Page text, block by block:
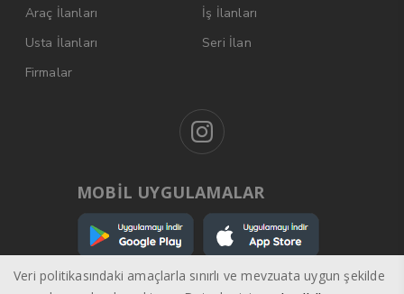
Araç İlanları
İş İlanları
Usta İlanları
Seri İlan
Firmalar
MOBİL UYGULAMALAR
Veri politikasındaki amaçlarla sınırlı ve mevzuata uygun şekilde